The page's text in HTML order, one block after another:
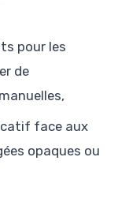
pour les
de
face aux
opaques ou